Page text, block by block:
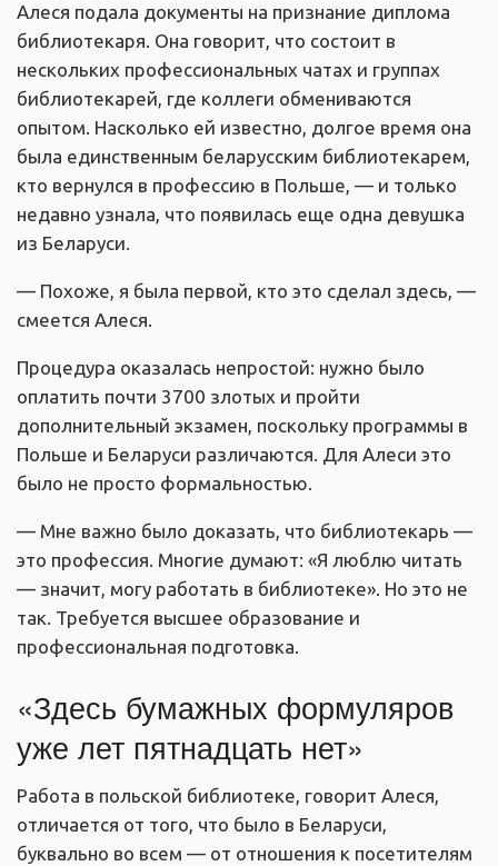
Алеся подала документы на признание диплома
библиотекаря. Она говорит, что состоит в
нескольких профессиональных чатах и группах
библиотекарей, где коллеги обмениваются
опытом. Насколько ей известно, долгое время она
была единственным беларусским библиотекарем,
кто вернулся в профессию в Польше, — и только
недавно узнала, что появилась еще одна девушка
из Беларуси.
— Похоже, я была первой, кто это сделал здесь, —
смеется Алеся.
Процедура оказалась непростой: нужно было
оплатить почти 3700 злотых и пройти
дополнительный экзамен, поскольку программы в
Польше и Беларуси различаются. Для Алеcи это
было не просто формальностью.
— Мне важно было доказать, что библиотекарь —
это профессия. Многие думают: «Я люблю читать
— значит, могу работать в библиотеке». Но это не
так. Требуется высшее образование и
профессиональная подготовка.
«Здесь бумажных формуляров
уже лет пятнадцать нет»
Работа в польской библиотеке, говорит Алеся,
отличается от того, что было в Беларуси,
буквально во всем — от отношения к посетителям